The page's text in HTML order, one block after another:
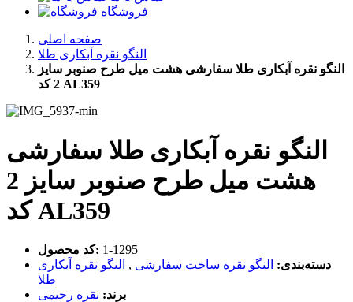
فروشگاه
صفحه اصلی
النگو نقره آبکاری طلا
النگو نقره آبکاری طلا سفارشی هشت میل طرح صنوبر سایز
2 کد AL359
النگو نقره آبکاری طلا سفارشی
هشت میل طرح صنوبر سایز 2
کد AL359
کد محصول: ‎1-1295
دسته‌بندی: النگو نقره ساخت سفارشی , النگو نقره آبکاری
طلا
برند: نقره رحیمی